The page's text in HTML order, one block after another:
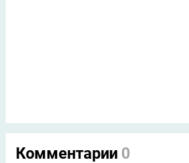
Комментарии 0